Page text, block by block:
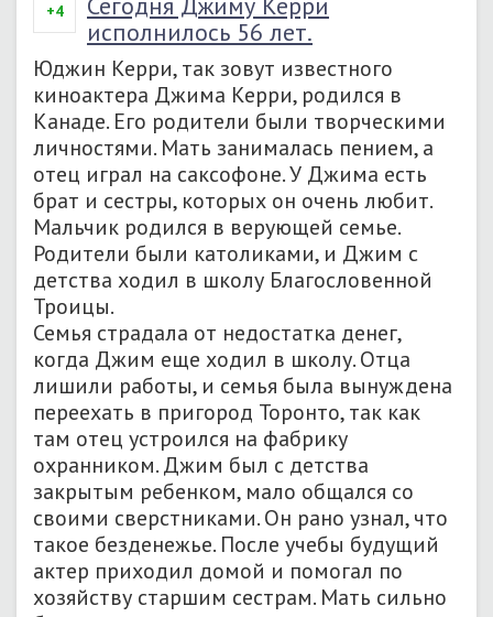
+4
исполнилось 56 лет.
Юджин Керри, так зовут известного
киноактера Джима Керри, родился в
Канаде. Его родители были творческими
личностями. Мать занималась пением, а
отец играл на саксофоне. У Джима есть
брат и сестры, которых он очень любит.
Мальчик родился в верующей семье.
Родители были католиками, и Джим с
детства ходил в школу Благословенной
Троицы.
Семья страдала от недостатка денег,
когда Джим еще ходил в школу. Отца
лишили работы, и семья была вынуждена
переехать в пригород Торонто, так как
там отец устроился на фабрику
охранником. Джим был с детства
закрытым ребенком, мало общался со
своими сверстниками. Он рано узнал, что
такое безденежье. После учебы будущий
актер приходил домой и помогал по
хозяйству старшим сестрам. Мать сильно